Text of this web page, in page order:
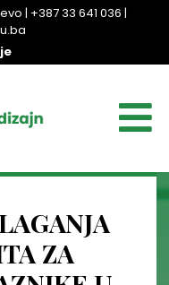
| +387 33 641 036 |
ZA